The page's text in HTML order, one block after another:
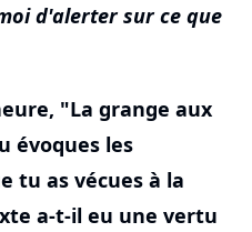
d'alerter sur ce que
"La grange aux
évoques les
tu as vécues à la
a-t-il eu une vertu